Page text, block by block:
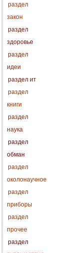
раздел
закон
раздел
здоровье
раздел
идеи
раздел ит
раздел
книги
раздел
наука
раздел
обман
раздел
околонаучное
раздел
приборы
раздел
прочее
раздел